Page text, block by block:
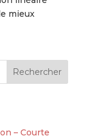
mieux
– Courte